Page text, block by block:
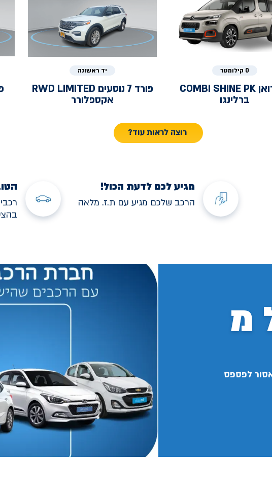
0 קילומטר
COMBI SHINE PK
ברלינגו
יד ראשונה
פורד
7 נוסעים RWD LIMITED
אקספלורר
רוצה לראות עוד?
מגיע לכם לדעת הכול!
הרכב שלכם מגיע עם ת.ז. מלאה
מ
לפספס